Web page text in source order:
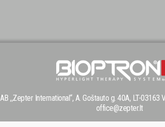
,,Zepter International“, A. Goštauto g. 40A, LT-03163
office@zepter.lt